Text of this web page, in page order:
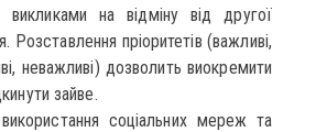
на відміну від другої
Розставлення пріоритетів (важливі,
неважливі) дозволить виокремити
зайве.
використання соціальних мереж та